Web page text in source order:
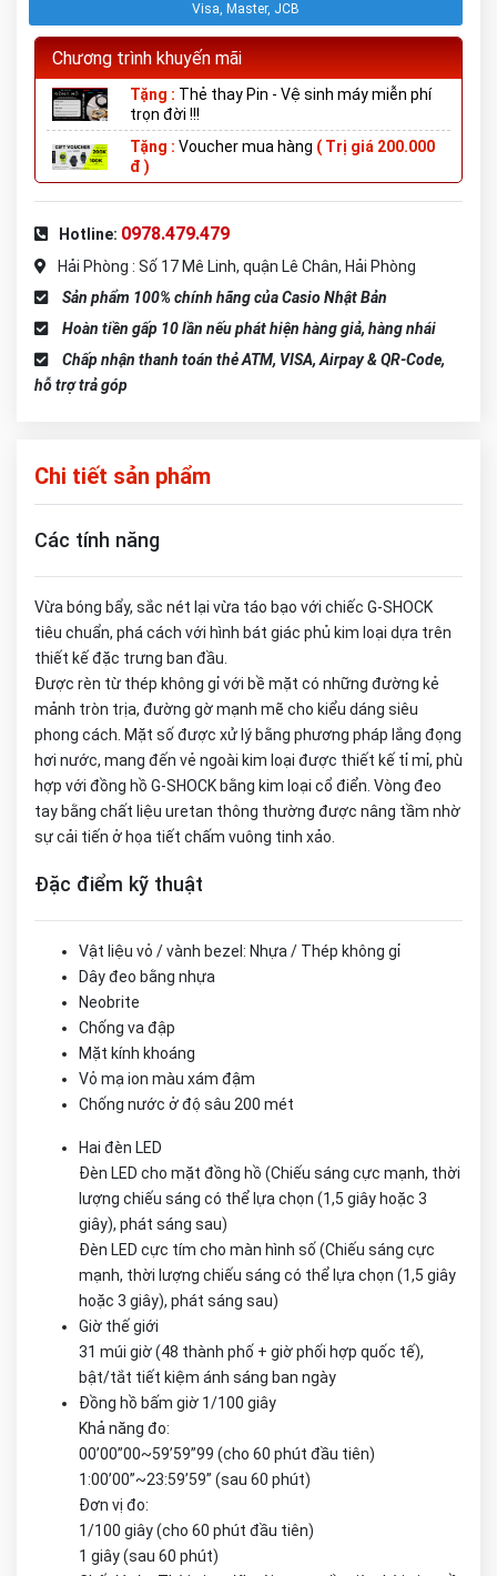
Visa, Master, JCB
Chương trình khuyến mãi
Tặng : Thẻ thay Pin - Vệ sinh máy miễn phí
trọn đời !!!
Tặng : Voucher mua hàng ( Trị giá 200.000
đ )
Hotline: 0978.479.479
Hải Phòng : Số 17 Mê Linh, quận Lê Chân, Hải Phòng
Sản phẩm 100% chính hãng của Casio Nhật Bản
Hoàn tiền gấp 10 lần nếu phát hiện hàng giả, hàng nhái
Chấp nhận thanh toán thẻ ATM, VISA, Airpay & QR-Code,
hỗ trợ trả góp
Chi tiết sản phẩm
Các tính năng
Vừa bóng bẩy, sắc nét lại vừa táo bạo với chiếc G-SHOCK
tiêu chuẩn, phá cách với hình bát giác phủ kim loại dựa trên
thiết kế đặc trưng ban đầu.
Được rèn từ thép không gỉ với bề mặt có những đường kẻ
mảnh tròn trịa, đường gờ mạnh mẽ cho kiểu dáng siêu
phong cách. Mặt số được xử lý bằng phương pháp lắng đọng
hơi nước, mang đến vẻ ngoài kim loại được thiết kế tỉ mỉ, phù
hợp với đồng hồ G-SHOCK bằng kim loại cổ điển. Vòng đeo
tay bằng chất liệu uretan thông thường được nâng tầm nhờ
sự cải tiến ở họa tiết chấm vuông tinh xảo.
Đặc điểm kỹ thuật
Vật liệu vỏ / vành bezel: Nhựa / Thép không gỉ
Dây đeo bằng nhựa
Neobrite
Chống va đập
Mặt kính khoáng
Vỏ mạ ion màu xám đậm
Chống nước ở độ sâu 200 mét
Hai đèn LED
Đèn LED cho mặt đồng hồ (Chiếu sáng cực mạnh, thời
lượng chiếu sáng có thể lựa chọn (1,5 giây hoặc 3
giây), phát sáng sau)
Đèn LED cực tím cho màn hình số (Chiếu sáng cực
mạnh, thời lượng chiếu sáng có thể lựa chọn (1,5 giây
hoặc 3 giây), phát sáng sau)
Giờ thế giới
31 múi giờ (48 thành phố + giờ phối hợp quốc tế),
bật/tắt tiết kiệm ánh sáng ban ngày
Đồng hồ bấm giờ 1/100 giây
Khả năng đo:
00’00”00~59’59”99 (cho 60 phút đầu tiên)
1:00’00”~23:59’59” (sau 60 phút)
Đơn vị đo:
1/100 giây (cho 60 phút đầu tiên)
1 giây (sau 60 phút)